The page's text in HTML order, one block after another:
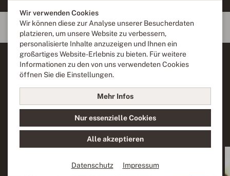
Wir verwenden Cookies
Wir können diese zur Analyse unserer Besucherdaten
platzieren, um unsere Website zu verbessern,
personalisierte Inhalte anzuzeigen und Ihnen ein
großartiges Website-Erlebnis zu bieten. Für weitere
Informationen zu den von uns verwendeten Cookies
öffnen Sie die Einstellungen.
Mehr Infos
Nur essenzielle Cookies
Alle akzeptieren
Datenschutz Impressum
Noch mehr für Genießer
Neben unserem riesigen Biersortiment findest Du in unserer
Getränkekarte natürlich auch andere alkoholische Getränke
und Softdrinks. Noch mehr wechselnde Auswahl gibt’s für
Dich an der Bar.